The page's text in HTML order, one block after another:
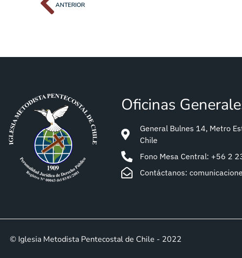
ANTERIOR
Oficinas
General Bulnes 14, Metro
Chile
Fono Mesa Central: +56 2
Contáctanos:
© Iglesia Metodista Pentecostal de Chile - 2022